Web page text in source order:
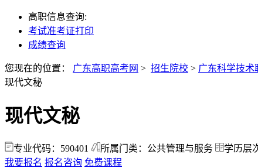
高职信息查询:
考试准考证打印
成绩查询
您现在的位置： 广东高职高考网 > 招生院校 > 广东科学技术
现代文秘
现代文秘
专业代码：590401 所属门类：公共管理与服务
学历层
我要报名 报名咨询 免费课程